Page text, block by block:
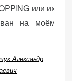
или их
на моём